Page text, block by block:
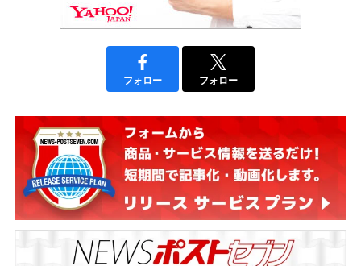
フォロー フォロー